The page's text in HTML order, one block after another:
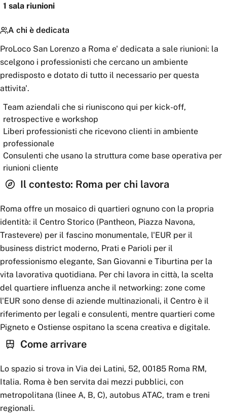
1 sala riunioni
A chi è dedicata
ProLoco San Lorenzo a Roma e' dedicata a sale riunioni: la
scelgono i professionisti che cercano un ambiente
predisposto e dotato di tutto il necessario per questa
attivita'.
Team aziendali che si riuniscono qui per kick-off,
retrospective e workshop
Liberi professionisti che ricevono clienti in ambiente
professionale
Consulenti che usano la struttura come base operativa per
riunioni cliente
Il contesto: Roma per chi lavora
Roma offre un mosaico di quartieri ognuno con la propria
identità: il Centro Storico (Pantheon, Piazza Navona,
Trastevere) per il fascino monumentale, l'EUR per il
business district moderno, Prati e Parioli per il
professionismo elegante, San Giovanni e Tiburtina per la
vita lavorativa quotidiana. Per chi lavora in città, la scelta
del quartiere influenza anche il networking: zone come
l'EUR sono dense di aziende multinazionali, il Centro è il
riferimento per legali e consulenti, mentre quartieri come
Pigneto e Ostiense ospitano la scena creativa e digitale.
Come arrivare
Lo spazio si trova in Via dei Latini, 52, 00185 Roma RM,
Italia. Roma è ben servita dai mezzi pubblici, con
metropolitana (linee A, B, C), autobus ATAC, tram e treni
regionali.